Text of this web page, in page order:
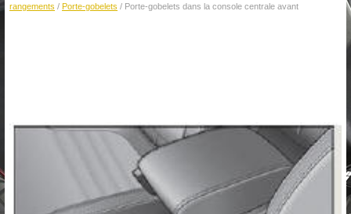
rangements / Porte-gobelets / Porte-gobelets dans la console centrale avant